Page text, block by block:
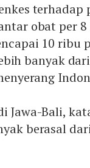
terhadap
obat per
10 ribu
banyak
Jawa-Bali,
berasal